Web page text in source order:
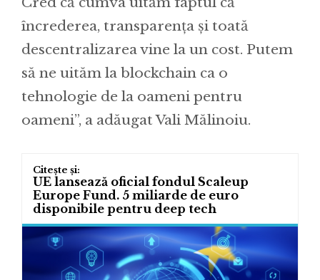
încrederea, transparența și toată
descentralizarea vine la un cost. Putem
să ne uităm la blockchain ca o
tehnologie de la oameni pentru
oameni”, a adăugat Vali Mălinoiu.
UE lansează oficial fondul Scaleup
Europe Fund. 5 miliarde de euro
disponibile pentru deep tech